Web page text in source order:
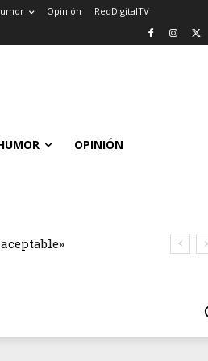
Opinión RedDigitalTV
OPINIÓN